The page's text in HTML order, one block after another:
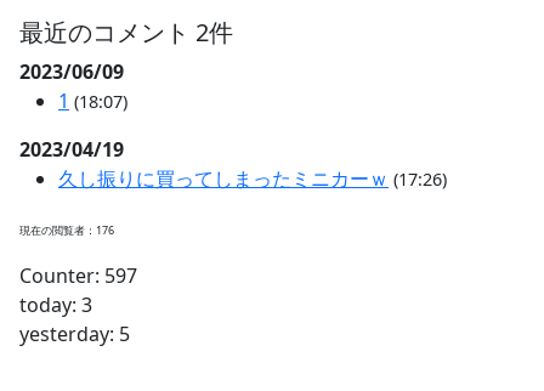
最近のコメント 2件
2023/06/09
1 (18:07)
2023/04/19
久し振りに買ってしまったミニカーｗ (17:26)
現在の閲覧者：176
Counter: 597
today: 3
yesterday: 5